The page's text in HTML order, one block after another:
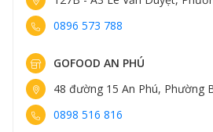
gừng hành để tôn vinh sự ngọt
thịt cá.
Nướng sốt Miso: Sự kết hợp
ngọt của sốt Nhật và vị béo của cá
0896 573 788
GOFOOD AN PHÚ
48 đường 15 An Phú, Phường
0898 516 816